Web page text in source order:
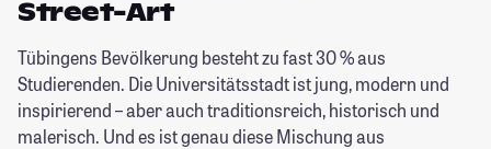
Street-Art
Tübingens Bevölkerung besteht zu fast 30 % aus
Studierenden. Die Universitätsstadt ist jung, modern und
inspirierend – aber auch traditionsreich, historisch und
malerisch. Und es ist genau diese Mischung aus